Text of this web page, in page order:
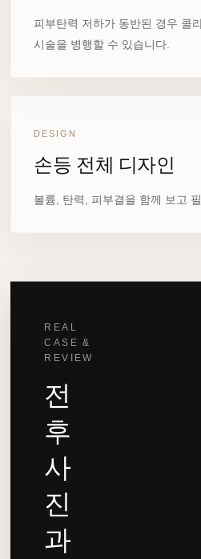
피부탄력 저하가 동반된 경우 콜
시술을 병행할 수 있습니다.
DESIGN
손등 전체 디자인
볼륨, 탄력, 피부결을 함께 보고
REAL
CASE &
REVIEW
전
후
사
진
과